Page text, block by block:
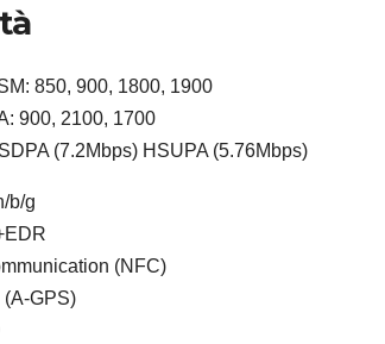
850, 900, 1800, 1900
900, 2100, 1700
(7.2Mbps) HSUPA (5.76Mbps)
b/g
(NFC)
GPS)